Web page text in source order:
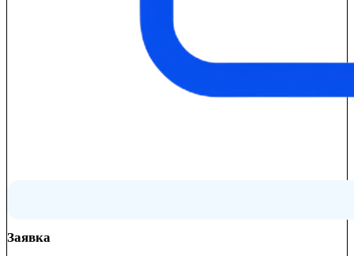
Заявка